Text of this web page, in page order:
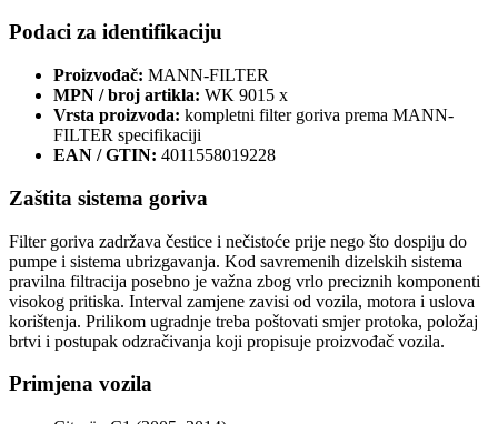
Podaci za identifikaciju
Proizvođač: MANN-FILTER
MPN / broj artikla: WK 9015 x
Vrsta proizvoda: kompletni filter goriva prema MANN-
FILTER specifikaciji
EAN / GTIN: 4011558019228
Zaštita sistema goriva
Filter goriva zadržava čestice i nečistoće prije nego što dospiju do
pumpe i sistema ubrizgavanja. Kod savremenih dizelskih sistema
pravilna filtracija posebno je važna zbog vrlo preciznih komponenti
visokog pritiska. Interval zamjene zavisi od vozila, motora i uslova
korištenja. Prilikom ugradnje treba poštovati smjer protoka, položaj
brtvi i postupak odzračivanja koji propisuje proizvođač vozila.
Primjena vozila